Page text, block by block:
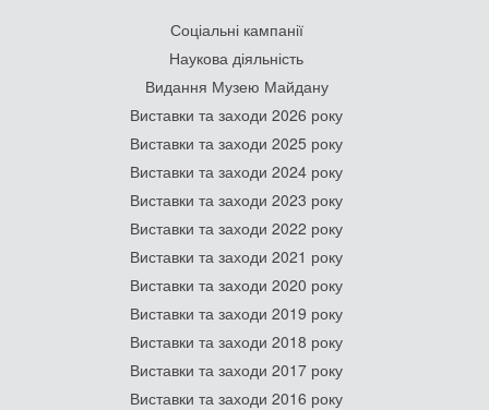
Соціальні кампанії
Наукова діяльність
Видання Музею Майдану
Виставки та заходи 2026 року
Виставки та заходи 2025 року
Виставки та заходи 2024 року
Виставки та заходи 2023 року
Виставки та заходи 2022 року
Виставки та заходи 2021 року
Виставки та заходи 2020 року
Виставки та заходи 2019 року
Виставки та заходи 2018 року
Виставки та заходи 2017 року
Виставки та заходи 2016 року